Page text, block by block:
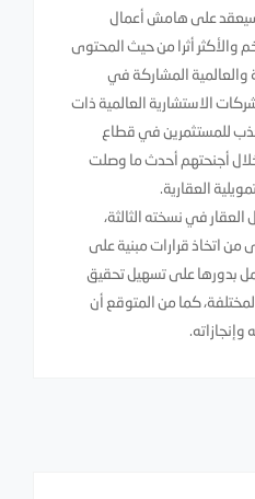
سيعقد على هامش أعمال
والأكثر أثرا من حيث المحتوى
والعالمية المشاركة في
الاستشارية العالمية ذات
للمستثمرين في قطاع
أجنحتهم أحدث ما وصلت
العقارية.
في نسخته الثالثة،
اتخاذ قرارات مبنية على
بدورها على تسهيل تحقيق
كما من المتوقع أن